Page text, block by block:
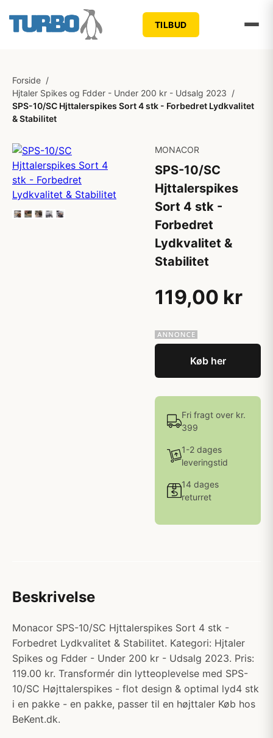
TILBUD
Forside /
Hjtaler Spikes og Fdder - Under 200 kr - Udsalg 2023 /
SPS-10/SC Hjttalerspikes Sort 4 stk - Forbedret Lydkvalitet
& Stabilitet
MONACOR
SPS-10/SC
Hjttalerspikes
Sort 4 stk -
Forbedret
Lydkvalitet &
Stabilitet
119,00 kr
Køb her
Fri fragt over kr.
399
1-2 dages
leveringstid
14 dages
returret
Beskrivelse
Monacor SPS-10/SC Hjttalerspikes Sort 4 stk -
Forbedret Lydkvalitet & Stabilitet. Kategori: Hjtaler
Spikes og Fdder - Under 200 kr - Udsalg 2023. Pris:
119.00 kr. Transformér din lytteoplevelse med SPS-
10/SC Højttalerspikes - flot design & optimal lyd4 stk
i en pakke - en pakke, passer til en højttaler Køb hos
BeKent.dk.